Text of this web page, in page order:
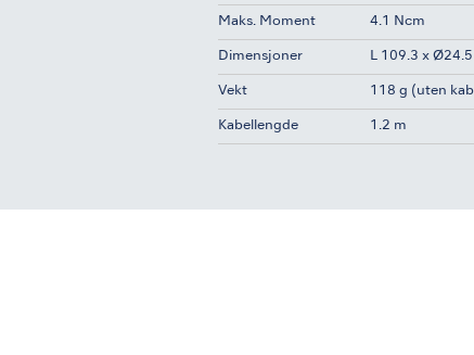
Maks. Moment 4.1 Ncm
Dimensjoner L 109.3 x
Vekt 118 g (uten
Kabellengde 1.2 m